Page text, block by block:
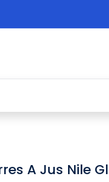
A Jus Nile